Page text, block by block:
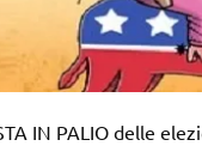
IN PALIO delle